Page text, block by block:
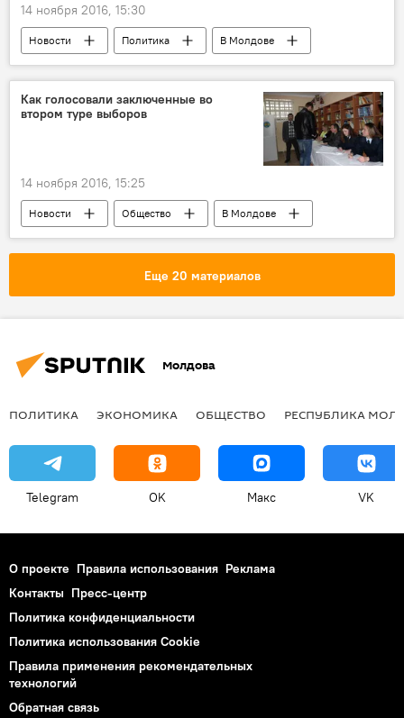
14 ноября 2016, 15:30
Новости Политика
В Молдове
Республика Молдова
Майя Санду
Партия "Действие и солидарность"
Как голосовали заключенные во
втором туре выборов
14 ноября 2016, 15:25
Новости Общество
В Молдове
Республика Молдова
второй тур
голосование
тюрьма
заключенные
Выборы президента
Еще 20 материалов
Молдова
ПОЛИТИКА ЭКОНОМИКА ОБЩЕСТВО РЕСПУБЛИКА
Telegram OK Макс VK
О проекте Правила использования Реклама
Контакты Пресс-центр
Политика конфиденциальности
Политика использования Cookie
Правила применения рекомендательных
технологий
Обратная связь